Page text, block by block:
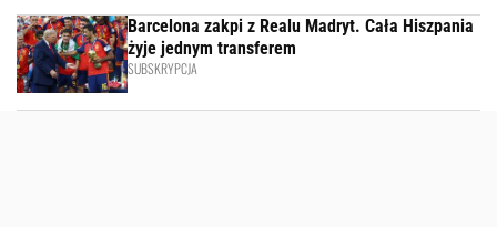
Barcelona zakpi z Realu Madryt. Cała Hiszpania
żyje jednym transferem
SUBSKRYPCJA